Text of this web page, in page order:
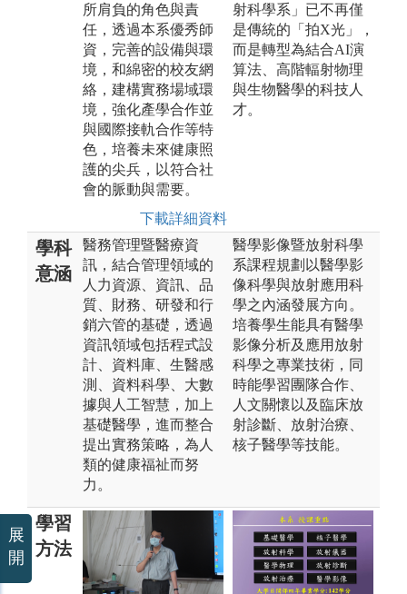
所肩負的角色與責
任，透過本系優秀師
資，完善的設備與環
境，和綿密的校友網
絡，建構實務場域環
境，強化產學合作並
與國際接軌合作等特
色，培養未來健康照
護的尖兵，以符合社
會的脈動與需要。
下載詳細資料
射科學系」已不再僅
是傳統的「拍X光」，
而是轉型為結合AI演
算法、高階輻射物理
與生物醫學的科技人
才。
學科
意涵
醫務管理暨醫療資
訊，結合管理領域的
人力資源、資訊、品
質、財務、研發和行
銷六管的基礎，透過
資訊領域包括程式設
計、資料庫、生醫感
測、資料科學、大數
據與人工智慧，加上
基礎醫學，進而整合
提出實務策略，為人
類的健康福祉而努
力。
醫學影像暨放射科學
系課程規劃以醫學影
像科學與放射應用科
學之內涵發展方向。
培養學生能具有醫學
影像分析及應用放射
科學之專業技術，同
時能學習團隊合作、
人文關懷以及臨床放
射診斷、放射治療、
核子醫學等技能。
學習
方法
展
開